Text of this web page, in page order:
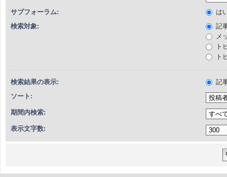
サブフォーラム:
は
検索対象:
記
メ
ト
ト
検索結果の表示:
記
ソート:
期間内検索:
表示文字数: